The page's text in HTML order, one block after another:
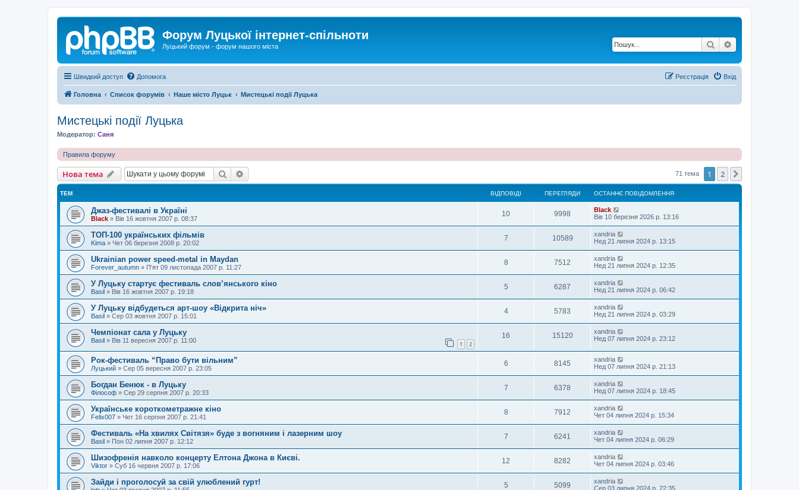
Форум Луцької інтернет-спільноти
Луцький форум - форум нашого міста Пошук
Швидкий доступ Допомога Вхід
Реєстрація
Головна Список форумів Наше місто Луцьк Мистецькі події Луцька
Мистецькі події Луцька
Модератор: Саня
Правила форуму
Нова тема Пошук 71 тема 1 2
ТЕМ ВІДПОВІДІ ПЕРЕГЛЯДИ ОСТАННЄ ПОВІДОМЛЕННЯ
Джаз-фестивалі в Україні
Black » Вів 16 жовтня 2007 р. 08:37
10 9998
Black
Вів 10 березня 2026 р. 13:16
ТОП-100 українських фільмів
Kima » Чет 06 березня 2008 р. 20:02
7 10589
xandria
Нед 21 липня 2024 р. 13:15
Ukrainian power speed-metal in Maydan
Forever_autumn » П'ят 09 листопада 2007 р. 11:27
8 7512
xandria
Нед 21 липня 2024 р. 12:35
У Луцьку стартує фестиваль слов’янського кіно
Basil » Вів 16 жовтня 2007 р. 19:18
5 6287
xandria
Нед 21 липня 2024 р. 06:42
У Луцьку відбудеться арт-шоу «Відкрита ніч»
Basil » Сер 03 жовтня 2007 р. 15:01
4 5783
xandria
Нед 21 липня 2024 р. 03:29
Чемпіонат сала у Луцьку
Basil » Вів 11 вересня 2007 р. 11:00 1 2
16 15120
xandria
Нед 07 липня 2024 р. 23:12
Рок-фестиваль “Право бути вільним”
Луцький » Сер 05 вересня 2007 р. 23:05
6 8145
xandria
Нед 07 липня 2024 р. 21:13
Богдан Бенюк - в Луцьку
Філософ » Сер 29 серпня 2007 р. 20:33
7 6378
xandria
Нед 07 липня 2024 р. 18:45
Українське короткометражне кіно
Felix007 » Чет 16 серпня 2007 р. 21:41
8 7912
xandria
Чет 04 липня 2024 р. 15:34
Фестиваль «На хвилях Світязя» буде з вогняним і лазерним шоу
Basil » Пон 02 липня 2007 р. 12:12
7 6241
xandria
Чет 04 липня 2024 р. 06:29
Шизофренія навколо концерту Елтона Джона в Києві.
Viktor » Суб 16 червня 2007 р. 17:06
12 8282
xandria
Чет 04 липня 2024 р. 03:46
Зайди і проголосуй за свій улюблений гурт! 5 5099
xandria
Сер 03 липня 2024 р. 22:35